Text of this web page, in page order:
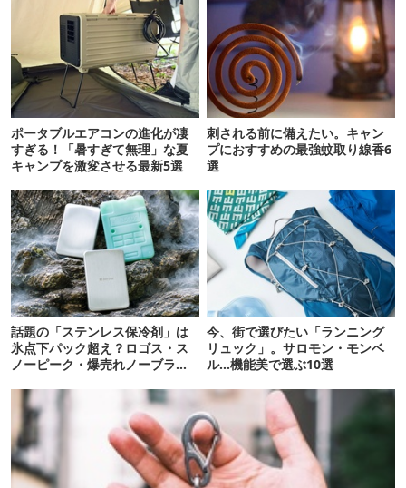
ポータブルエアコンの進化が凄
すぎる！「暑すぎて無理」な夏
キャンプを激変させる最新5選
刺される前に備えたい。キャン
プにおすすめの最強蚊取り線香6
選
話題の「ステンレス保冷剤」は
氷点下パック超え？ロゴス・ス
ノーピーク・爆売れノーブラン
今、街で選びたい「ランニング
リュック」。サロモン・モンベ
ル…機能美で選ぶ10選